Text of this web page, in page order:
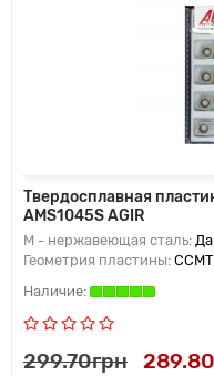
Твердосплавная
AMS1045S AGIR
M - нержавеющая сталь: Да
Геометрия пластины: CCMT
299.70грн